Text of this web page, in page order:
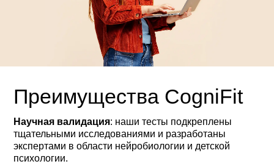
Преимущества CogniFit
Научная валидация: наши тесты подкреплены
тщательными исследованиями и разработаны
экспертами в области нейробиологии и детской
психологии.